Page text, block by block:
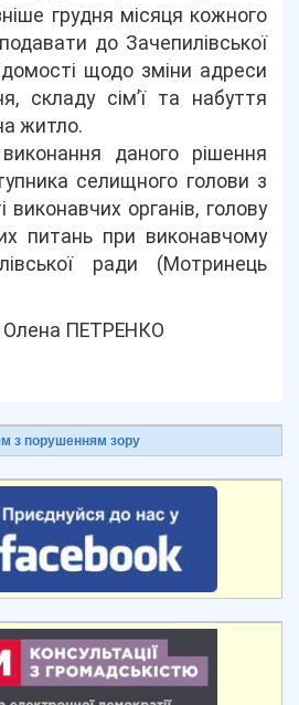
грудня місяця кожного
до Зачепилівської
щодо зміни адреси
складу сім’ї та набуття
житло.
даного рішення
селищного голови з
виконавчих органів, голову
питань при виконавчому
ради (Мотринець
Олена ПЕТРЕНКО
з порушенням зору